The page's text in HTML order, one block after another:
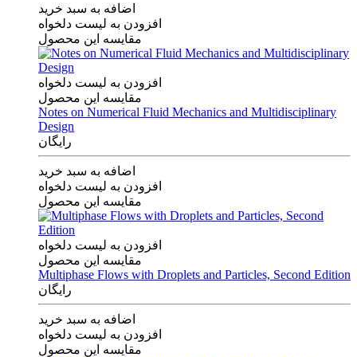
اضافه به سبد خرید
افزودن به لیست دلخواه
مقایسه این محصول
افزودن به لیست دلخواه
مقایسه این محصول
Notes on Numerical Fluid Mechanics and Multidisciplinary
Design
رایگان
اضافه به سبد خرید
افزودن به لیست دلخواه
مقایسه این محصول
افزودن به لیست دلخواه
مقایسه این محصول
Multiphase Flows with Droplets and Particles, Second Edition
رایگان
اضافه به سبد خرید
افزودن به لیست دلخواه
مقایسه این محصول